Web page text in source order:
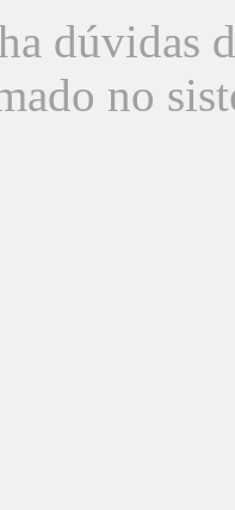
dúvidas
no